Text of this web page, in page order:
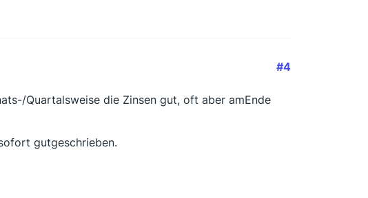
#4
Quartalsweise die Zinsen gut, oft aber amEnde
gutgeschrieben.